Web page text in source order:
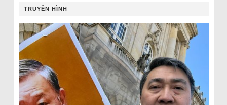
TRUYỀN HÌNH